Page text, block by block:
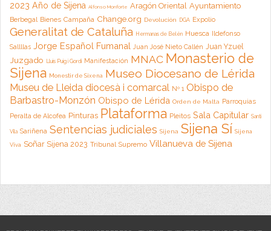
2023 Año de Sijena Alfonso Monforte Aragón Oriental Ayuntamiento
Berbegal Bienes Campaña Change.org Devolución DGA Expolio
Generalitat de Cataluña Hermanas de Belén Huesca Ildefonso
Sallllas Jorge Español Fumanal Juan José Nieto Callén Juan Yzuel
Juzgado Lluis Puig i Gordi Manifestación MNAC Monasterio de
Sijena Monestir de Sixena Museo Diocesano de Lérida
Museu de Lleida diocesà i comarcal Nº 1 Obispo de
Barbastro-Monzón Obispo de Lérida Orden de Malta Parroquias
Peralta de Alcofea Pinturas Plataforma Pleitos Sala Capitular Santi
Vila Sariñena Sentencias judiciales Sijena Sijena Sí Sijena
Viva Soñar Sijena 2023 Tribunal Supremo Villanueva de Sijena